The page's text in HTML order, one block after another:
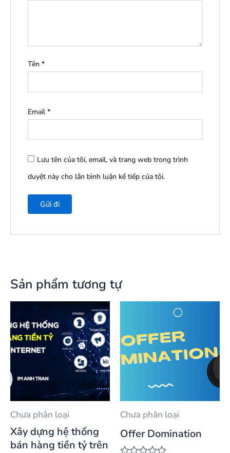
Tên*
Email*
Lưu tên của tôi, email, và trang web trong trình
duyệt này cho lần bình luận kế tiếp của tôi.
Sản phẩm tương tự
Chưa phân loại
Xây dựng hệ thống
bán hàng tiền tỷ trên
Chưa phân loại
Offer Domination